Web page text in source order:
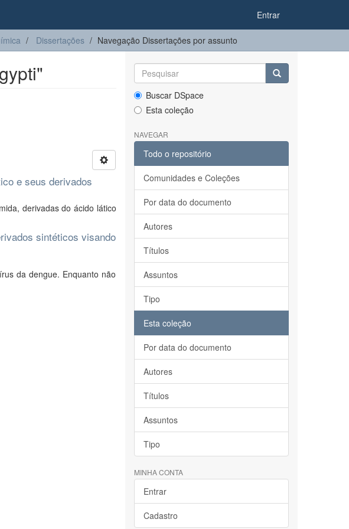
Entrar
Dissertações Navegação Dissertações por assunto
e seus derivados
derivadas do ácido lático
sintéticos visando
da dengue. Enquanto não
Buscar DSpace
Esta coleção
NAVEGAR
Todo o repositório
Comunidades e Coleções
Por data do documento
Autores
Títulos
Assuntos
Tipo
Esta coleção
Por data do documento
Autores
Títulos
Assuntos
Tipo
MINHA CONTA
Entrar
Cadastro